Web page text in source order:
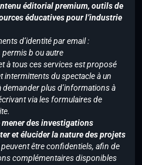
éditorial premium, outils de
éducatives pour l’industrie
d’identité par email :
permis b ou autre
à tous ces services est proposé
intermittents du spectacle à un
demander plus d’informations à
via les formulaires de
mener des investigations
et élucider la nature des projets
être confidentiels, afin de
complémentaires disponibles